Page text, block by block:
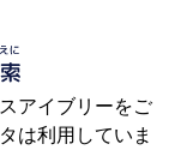
アイブリーをご
は利用していま